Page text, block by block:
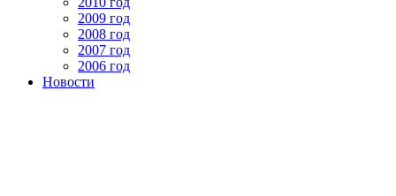
2009 год
2008 год
2007 год
2006 год
Новости